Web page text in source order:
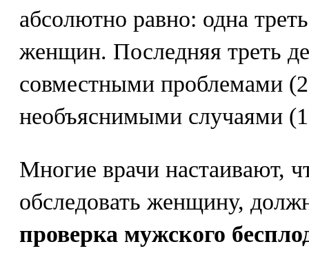
абсолютно равно: одна
женщин. Последняя треть
совместными проблемами
необъяснимыми случаями
Многие врачи настаивают,
обследовать женщину,
проверка мужского